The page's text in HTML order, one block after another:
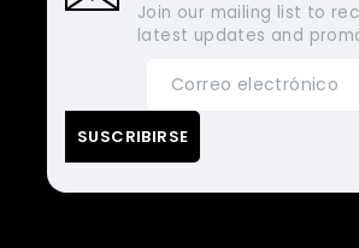
Join our mailing list to
latest updates and